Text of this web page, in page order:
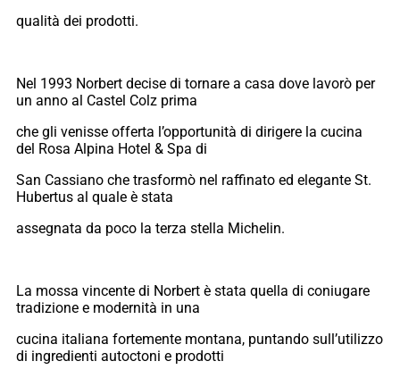
qualità dei prodotti.
Nel 1993 Norbert decise di tornare a casa dove lavorò per
un anno al Castel Colz prima
che gli venisse offerta l’opportunità di dirigere la cucina
del Rosa Alpina Hotel & Spa di
San Cassiano che trasformò nel raffinato ed elegante St.
Hubertus al quale è stata
assegnata da poco la terza stella Michelin.
La mossa vincente di Norbert è stata quella di coniugare
tradizione e modernità in una
cucina italiana fortemente montana, puntando sull’utilizzo
di ingredienti autoctoni e prodotti